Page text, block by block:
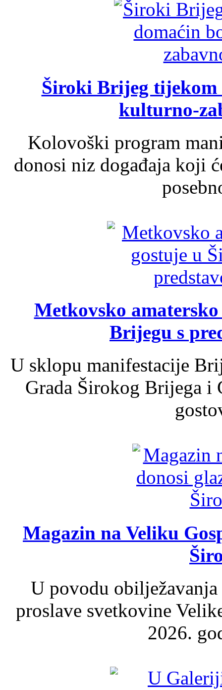
Široki Brijeg tijekom
kulturno-
Kolovoški program
donosi niz događaja koji
Metkovsko
Brijegu s
U sklopu manifestacije
Grada Širokog Brijega
Magazin na Veliku
U povodu
proslave svetkovine
2026.